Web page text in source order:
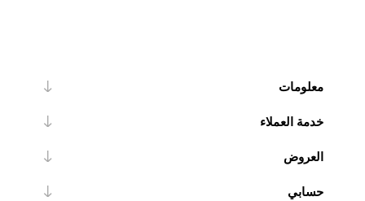
معلومات
خدمة العملاء
العروض
حسابي